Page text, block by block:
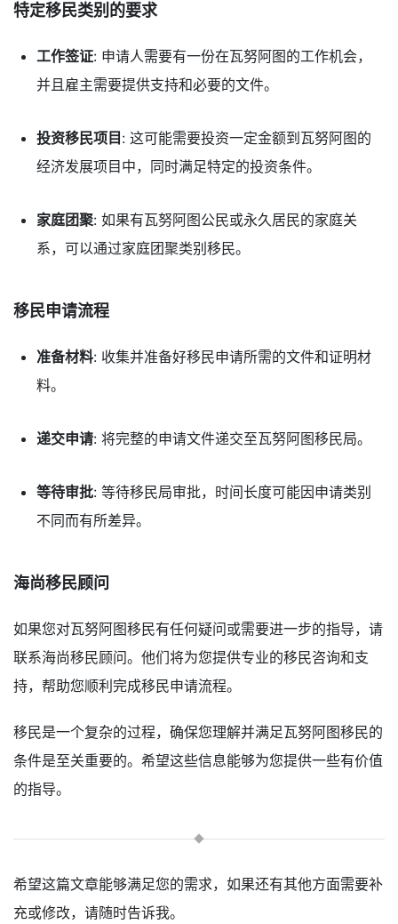
特定移民类别的要求
工作签证: 申请人需要有一份在瓦努阿图的工作机会，
并且雇主需要提供支持和必要的文件。
投资移民项目 : 这可能需要投资一定金额到瓦努阿图的
经济发展项目中，同时满足特定的投资条件。
家庭团聚: 如果有瓦努阿图公民或永久居民的家庭关
系，可以通过家庭团聚类别移民。
移民申请流程
准备材料: 收集并准备好移民申请所需的文件和证明材
料。
递交申请: 将完整的申请文件递交至瓦努阿图移民局。
等待审批: 等待移民局审批，时间长度可能因申请类别
不同而有所差异。
海尚移民顾问
如果您对瓦努阿图移民有任何疑问或需要进一步的指导，请
联系海尚移民顾问。他们将为您提供专业的移民咨询和支
持，帮助您顺利完成移民申请流程。
移民是一个复杂的过程，确保您理解并满足瓦努阿图移民的
条件是至关重要的。希望这些信息能够为您提供一些有价值
的指导。
希望这篇文章能够满足您的需求，如果还有其他方面需要补
充或修改，请随时告诉我。